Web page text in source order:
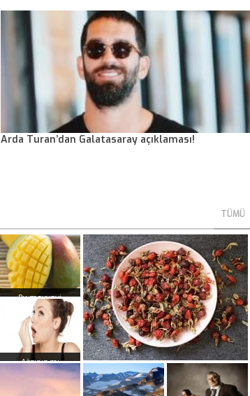
Arda Turan’dan Galatasaray açıklaması!
TÜMÜ
Bu meyveyi
yediğinizde cinsel
ilişki gücünüz
artıyor!
Ağzınız mı
kokuyor? İşte ağız
kokusu gidermenin
Kuşburnu çayının bilinmeyen
faydaları